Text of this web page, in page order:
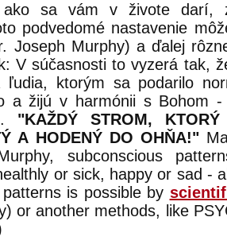
ako sa vám v živote darí,
podvedomé nastavenie
Joseph Murphy) a ďalej
V súčasnosti to vyzerá tak,
ktorým sa podarilo
a žijú v harmónii s Bohom -
"KAŽDÝ STROM, KTORÝ
A HODENÝ DO OHŇA!"
subconscious
or sick, happy or sad -
is possible by
or another methods, like